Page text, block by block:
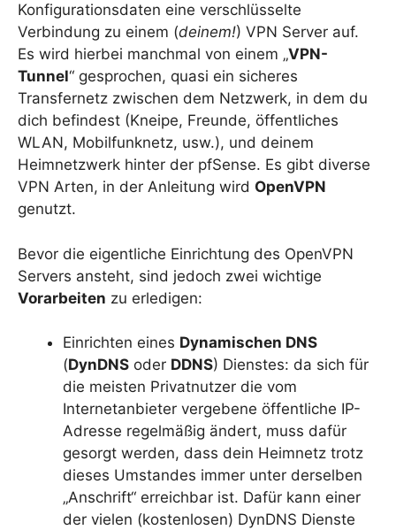
Konfigurationsdaten eine verschlüsselte
Verbindung zu einem (deinem!) VPN Server auf.
Es wird hierbei manchmal von einem „VPN-
Tunnel“ gesprochen, quasi ein sicheres
Transfernetz zwischen dem Netzwerk, in dem du
dich befindest (Kneipe, Freunde, öffentliches
WLAN, Mobilfunknetz, usw.), und deinem
Heimnetzwerk hinter der pfSense. Es gibt diverse
VPN Arten, in der Anleitung wird OpenVPN
genutzt.
Bevor die eigentliche Einrichtung des OpenVPN
Servers ansteht, sind jedoch zwei wichtige
Vorarbeiten zu erledigen:
Einrichten eines Dynamischen DNS
(DynDNS oder DDNS) Dienstes: da sich für
die meisten Privatnutzer die vom
Internetanbieter vergebene öffentliche IP-
Adresse regelmäßig ändert, muss dafür
gesorgt werden, dass dein Heimnetz trotz
dieses Umstandes immer unter derselben
„Anschrift“ erreichbar ist. Dafür kann einer
der vielen (kostenlosen) DynDNS Dienste